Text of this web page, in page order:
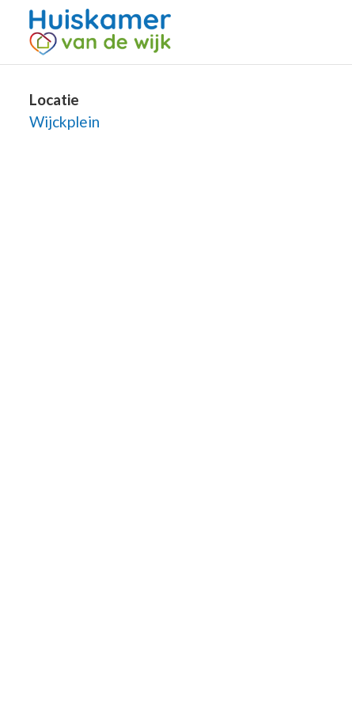
Locatie
Wijckplein